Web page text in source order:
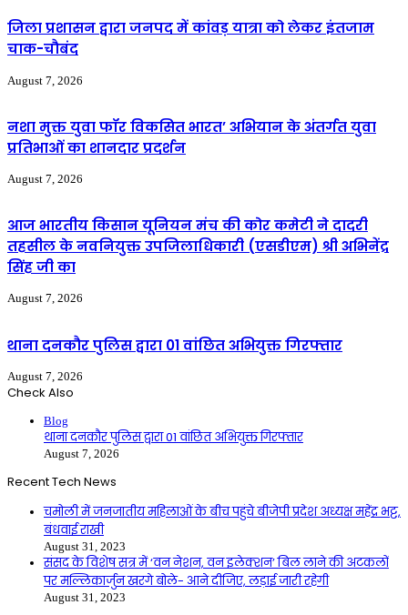
जिला प्रशासन द्वारा जनपद में कांवड़ यात्रा को लेकर इंतजाम
चाक-चौबंद
August 7, 2026
नशा मुक्त युवा फॉर विकसित भारत’ अभियान के अंतर्गत युवा
प्रतिभाओं का शानदार प्रदर्शन
August 7, 2026
आज भारतीय किसान यूनियन मंच की कोर कमेटी ने दादरी
तहसील के नवनियुक्त उपजिलाधिकारी (एसडीएम) श्री अभिनेंद्र
सिंह जी का
August 7, 2026
थाना दनकौर पुलिस द्वारा 01 वांछित अभियुक्त गिरफ्तार
August 7, 2026
Check Also
Blog
थाना दनकौर पुलिस द्वारा 01 वांछित अभियुक्त गिरफ्तार
August 7, 2026
Recent Tech News
चमोली में जनजातीय महिलाओं के बीच पहुंचे बीजेपी प्रदेश अध्यक्ष महेंद्र भट्ट,
बंधवाई राखी
August 31, 2023
संसद के विशेष सत्र में ‘वन नेशन, वन इलेक्शन’ बिल लाने की अटकलों
पर मल्लिकार्जुन खरगे बोले- आने दीजिए, लड़ाई जारी रहेगी
August 31, 2023